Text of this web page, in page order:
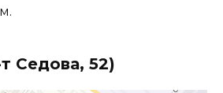
Седова, 52)